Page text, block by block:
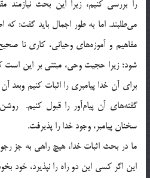
را بررسي كنيم، زيرا اين بحث نيازمند
مي‌طلبند. اما به طور اجمال بايد گفت: كه
مفاهيم و آموزه‌هاي وحياني، كاري نا
شود؛ زيرا حجيت وحي، مبتني بر اين است
براي آن خدا پيامبري را اثبات كنيم وبعد
گفته‌هاي آن پيام‌آور را قبول كنيم.
سخنان پيامبر، وجود خدا را پذيرفت.
ما در بحث اثبات خدا، هيچ راهي به جز
اين اگر كسي اين دو راه را نپذيرد، خود